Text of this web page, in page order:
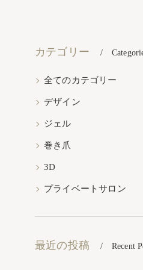
カテゴリー
全てのカテゴリー
デザイン
ジェル
巻き爪
3D
プライベートサロン
最近の投稿 Recent